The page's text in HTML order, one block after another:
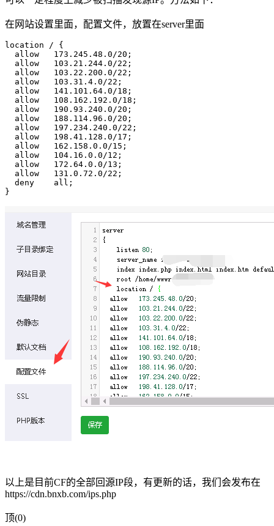
在网站设置里面，配置文件，放置在server里面
location / {
allow   173.245.48.0/20;
allow   103.21.244.0/22;
allow   103.22.200.0/22;
allow   103.31.4.0/22;
allow   141.101.64.0/18;
allow   108.162.192.0/18;
allow   190.93.240.0/20;
allow   188.114.96.0/20;
allow   197.234.240.0/22;
allow   198.41.128.0/17;
allow   162.158.0.0/15;
allow   104.16.0.0/12;
allow   172.64.0.0/13;
allow   131.0.72.0/22;
deny    all;
}
以上是目前CF的全部回源IP段，有更新的话，我们会发布在
https://cdn.bnxb.com/ips.php
顶(0)